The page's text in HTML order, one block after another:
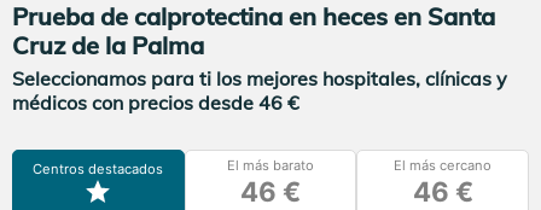
Prueba de calprotectina en heces en Santa
Cruz de la Palma
Seleccionamos para ti los mejores hospitales, clínicas y
médicos con precios desde 46 €
Centros destacados El más barato
46 €
El más cercano
46 €